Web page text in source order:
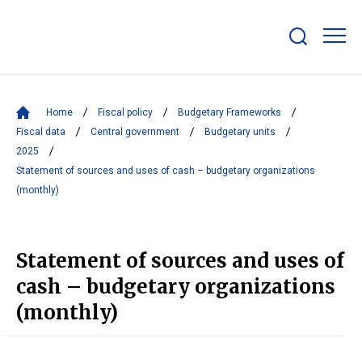
bar
Home Fiscal policy
Budgetary Frameworks
Fiscal data
Central government
Budgetary units
2025
Statement of sources and uses of cash – budgetary organizations
(monthly)
Statement of sources and uses of
cash – budgetary organizations
(monthly)